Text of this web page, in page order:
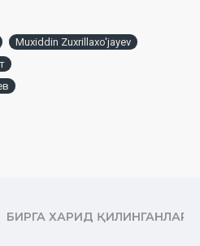
Muxiddin Zuxrillaxo'jayev
БИРГА ХАРИД ҚИЛИНГАНЛАР